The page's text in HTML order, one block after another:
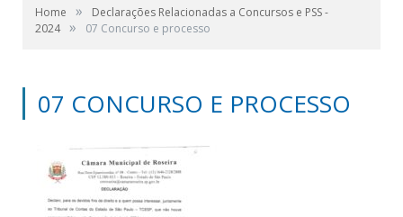
Home »
Declarações Relacionadas a Concursos e PSS -
2024 » 07 Concurso e processo
07 CONCURSO E PROCESSO